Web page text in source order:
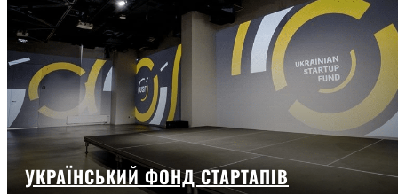
УКРАЇНСЬКИЙ ФОНД СТАРТАПІВ